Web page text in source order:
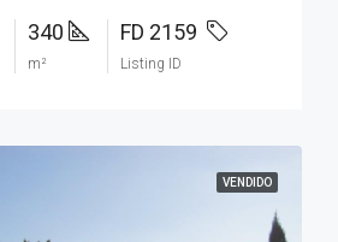
340
m²
FD 2159
Listing ID
VENDIDO